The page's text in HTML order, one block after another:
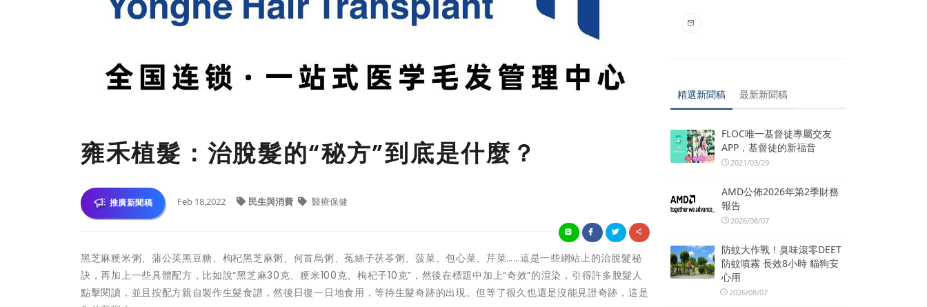
雍禾植髮：治脫髮的“秘方”到底是什麼？
推廣新聞稿 Feb 18,2022 民生與消費 醫療保健
黑芝麻粳米粥、蒲公英黑豆糖、枸杞黑芝麻粥、何首烏粥、菟絲子茯苓粥、菠菜、包心菜、芹菜……這是一些網站上的治脫髮秘
訣，再加上一些具體配方，比如說“黑芝麻30克、粳米100克、枸杞子10克”，然後在標題中加上“奇效”的渲染，引得許多脫髮人
點擊閱讀，並且按配方親自製作生髮食譜，然後日復一日地食用，等待生髮奇跡的出現。但等了很久也還是沒能見證奇跡，這是
精選新聞稿 最新新聞稿
FLOC唯一基督徒專屬交友
APP，基督徒的新福音
2021/03/29
AMD公佈2026年第2季財務
報告
2026/08/07
防蚊大作戰！臭味滾零DEET
防蚊噴霧 長效8小時 貓狗安
心用
2026/08/07